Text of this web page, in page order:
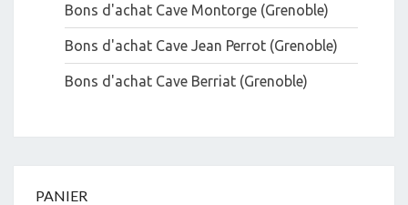
Bons d'achat Cave Montorge (Grenoble)
Bons d'achat Cave Jean Perrot (Grenoble)
Bons d'achat Cave Berriat (Grenoble)
PANIER